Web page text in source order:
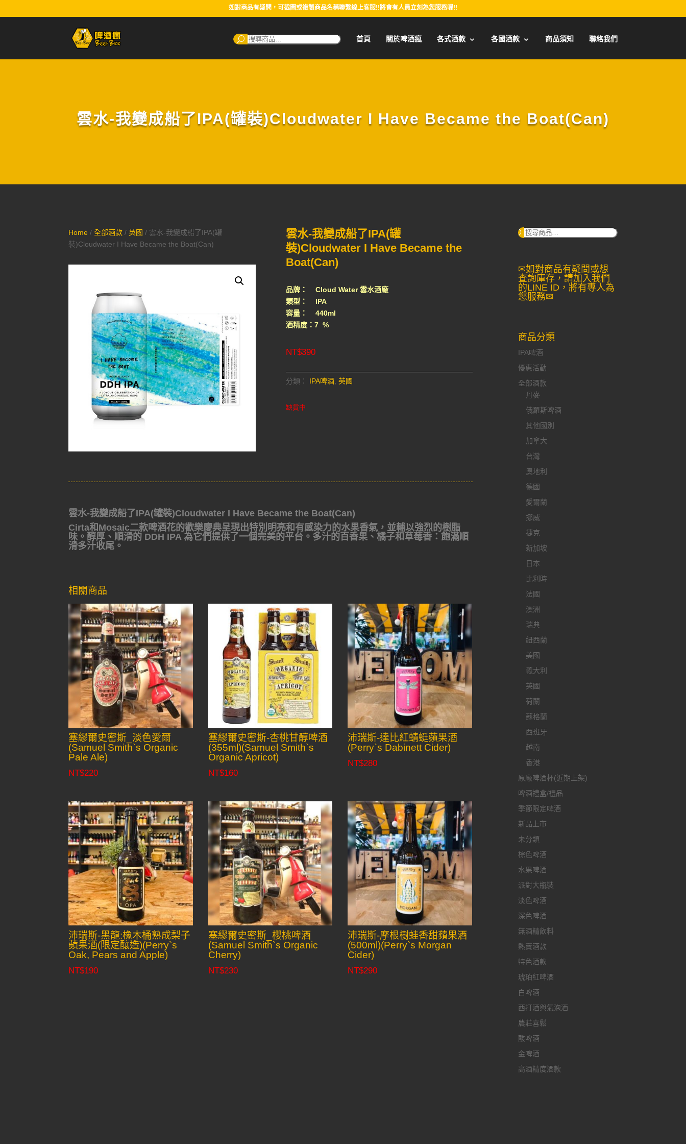
如對商品有疑問，可截圖或複製商品名稱聯繫線上客服!!將會有人員立刻為您服務喔!!
搜
尋：
首頁 關於啤酒瘋 各式酒款 各國酒款 商品須知 聯絡我們
雲水-我變成船了IPA(罐裝)Cloudwater I Have Became the Boat(Can)
Home /全部酒款 /英國 / 雲水-我變成船了IPA(罐
裝)Cloudwater I Have Became the Boat(Can)
雲水-我變成船了IPA(罐
裝)Cloudwater I Have Became the
Boat(Can)
品牌： Cloud Water 雲水酒廠
類型： IPA
容量： 440ml
酒精度：7 %
NT$390
分類： IPA啤酒, 英國
缺貨中
雲水-我變成船了IPA(罐裝)Cloudwater I Have Became the Boat(Can)
Cirta和Mosaic二款啤酒花的歡樂慶典呈現出特別明亮和有感染力的水果香氣，並輔以強烈的樹脂
味。醇厚、順滑的 DDH IPA 為它們提供了一個完美的平台。多汁的百香果、橘子和草莓香：飽滿順
滑多汁收尾。
相關商品
塞繆爾史密斯_淡色愛爾
(Samuel Smith`s Organic
Pale Ale)
NT$220
塞繆爾史密斯-杏桃甘醇啤酒
(355ml)(Samuel Smith`s
Organic Apricot)
NT$160
沛瑞斯-達比紅蜻蜓蘋果酒
(Perry`s Dabinett Cider)
NT$280
沛瑞斯-黑龍:橡木桶熟成梨子
蘋果酒(限定釀造)(Perry`s
Oak, Pears and Apple)
NT$190
塞繆爾史密斯_櫻桃啤酒
(Samuel Smith`s Organic
Cherry)
NT$230
沛瑞斯-摩根樹蛙香甜蘋果酒
(500ml)(Perry`s Morgan
Cider)
NT$290
搜
✉如對商品有疑問或想
查詢庫存，請加入我們
的LINE ID，將有專人為
您服務✉
商品分類
IPA啤酒
優惠活動
全部酒款
丹麥
俄羅斯啤酒
其他國別
加拿大
台灣
奧地利
德國
愛爾蘭
挪威
捷克
新加坡
日本
比利時
法國
澳洲
瑞典
紐西蘭
美國
義大利
英國
荷蘭
蘇格蘭
西班牙
越南
香港
原廠啤酒杯(近期上架)
啤酒禮盒/禮品
季節限定啤酒
新品上市
未分類
棕色啤酒
水果啤酒
派對大瓶裝
淡色啤酒
深色啤酒
無酒精飲料
熱賣酒款
特色酒款
琥珀紅啤酒
白啤酒
西打酒與氣泡酒
農莊喜鬆
酸啤酒
金啤酒
高酒精度酒款